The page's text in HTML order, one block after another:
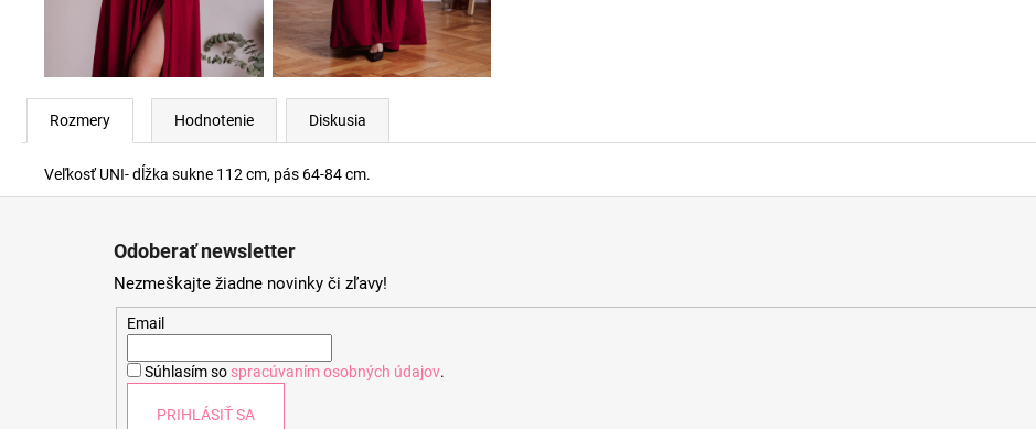
Rozmery Hodnotenie Diskusia
Veľkosť UNI- dĺžka sukne 112 cm, pás 64-84 cm.
Odoberať newsletter
Nezmeškajte žiadne novinky či zľavy!
Email
Súhlasím so spracúvaním osobných údajov.
PRIHLÁSIŤ SA